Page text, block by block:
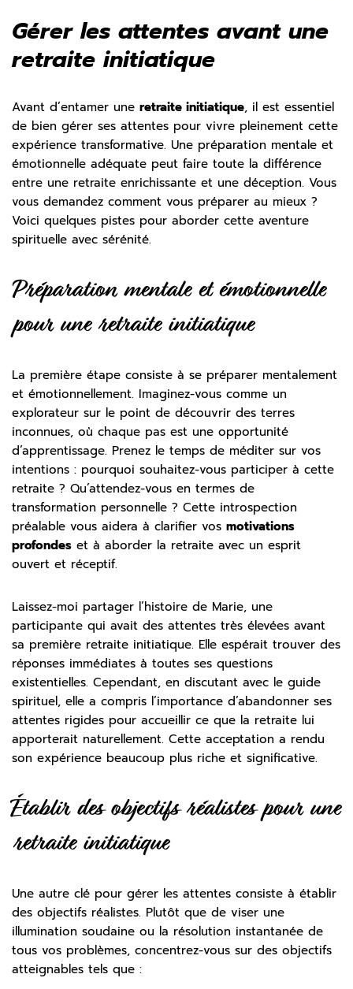
Gérer les attentes avant une
retraite initiatique
Avant d’entamer une retraite initiatique, il est essentiel
de bien gérer ses attentes pour vivre pleinement cette
expérience transformative. Une préparation mentale et
émotionnelle adéquate peut faire toute la différence
entre une retraite enrichissante et une déception. Vous
vous demandez comment vous préparer au mieux ?
Voici quelques pistes pour aborder cette aventure
spirituelle avec sérénité.
Préparation mentale et émotionnelle
pour une retraite initiatique
La première étape consiste à se préparer mentalement
et émotionnellement. Imaginez-vous comme un
explorateur sur le point de découvrir des terres
inconnues, où chaque pas est une opportunité
d’apprentissage. Prenez le temps de méditer sur vos
intentions : pourquoi souhaitez-vous participer à cette
retraite ? Qu’attendez-vous en termes de
transformation personnelle ? Cette introspection
préalable vous aidera à clarifier vos motivations
profondes et à aborder la retraite avec un esprit
ouvert et réceptif.
Laissez-moi partager l’histoire de Marie, une
participante qui avait des attentes très élevées avant
sa première retraite initiatique. Elle espérait trouver des
réponses immédiates à toutes ses questions
existentielles. Cependant, en discutant avec le guide
spirituel, elle a compris l’importance d’abandonner ses
attentes rigides pour accueillir ce que la retraite lui
apporterait naturellement. Cette acceptation a rendu
son expérience beaucoup plus riche et significative.
Établir des objectifs réalistes pour une
retraite initiatique
Une autre clé pour gérer les attentes consiste à établir
des objectifs réalistes. Plutôt que de viser une
illumination soudaine ou la résolution instantanée de
tous vos problèmes, concentrez-vous sur des objectifs
atteignables tels que :